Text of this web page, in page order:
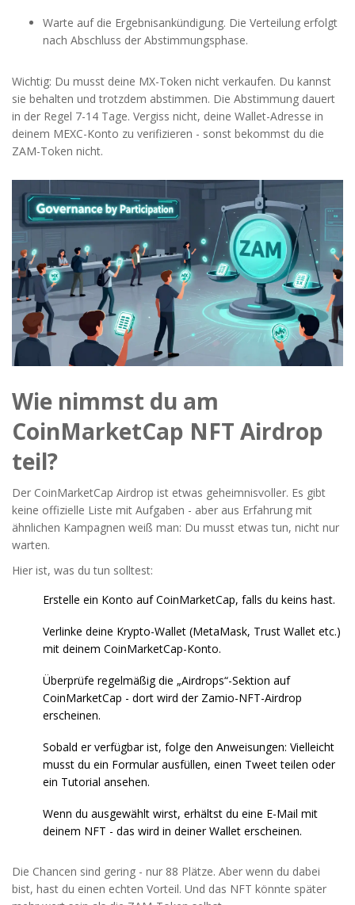
Warte auf die Ergebnisankündigung. Die Verteilung erfolgt
nach Abschluss der Abstimmungsphase.
Wichtig: Du musst deine MX-Token nicht verkaufen. Du kannst
sie behalten und trotzdem abstimmen. Die Abstimmung dauert
in der Regel 7-14 Tage. Vergiss nicht, deine Wallet-Adresse in
deinem MEXC-Konto zu verifizieren - sonst bekommst du die
ZAM-Token nicht.
Wie nimmst du am
CoinMarketCap NFT Airdrop
teil?
Der CoinMarketCap Airdrop ist etwas geheimnisvoller. Es gibt
keine offizielle Liste mit Aufgaben - aber aus Erfahrung mit
ähnlichen Kampagnen weiß man: Du musst etwas tun, nicht nur
warten.
Hier ist, was du tun solltest:
Erstelle ein Konto auf CoinMarketCap, falls du keins hast.
Verlinke deine Krypto-Wallet (MetaMask, Trust Wallet etc.)
mit deinem CoinMarketCap-Konto.
Überprüfe regelmäßig die „Airdrops“-Sektion auf
CoinMarketCap - dort wird der Zamio-NFT-Airdrop
erscheinen.
Sobald er verfügbar ist, folge den Anweisungen: Vielleicht
musst du ein Formular ausfüllen, einen Tweet teilen oder
ein Tutorial ansehen.
Wenn du ausgewählt wirst, erhältst du eine E-Mail mit
deinem NFT - das wird in deiner Wallet erscheinen.
Die Chancen sind gering - nur 88 Plätze. Aber wenn du dabei
bist, hast du einen echten Vorteil. Und das NFT könnte später